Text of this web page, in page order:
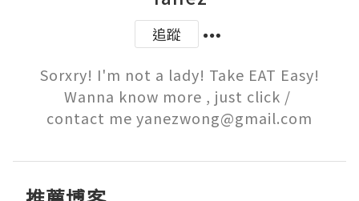
追蹤
Sorxry! I'm not a lady! Take EAT Easy!
Wanna know more , just click /
contact me yanezwong@gmail.com